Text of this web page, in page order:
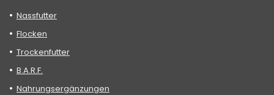
Nassfutter
Flocken
Trockenfutter
B.A.R.F.
Nahrungsergänzungen